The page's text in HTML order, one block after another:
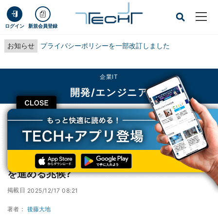
ログイン 新規会員登録
お知らせ プライバシーポリシーを一部改訂しました
CLOSE
企業IT
開発/エンジニア
TECH+ 企業IT
開発/エンジニア
Microsoft、Windows 11にWebアプリの導入を進める兆候?
Microsoft、Windows 11にWebアプリの導入
を進める兆候?
掲載日 2025/12/17 08:21
著者： 後藤大地